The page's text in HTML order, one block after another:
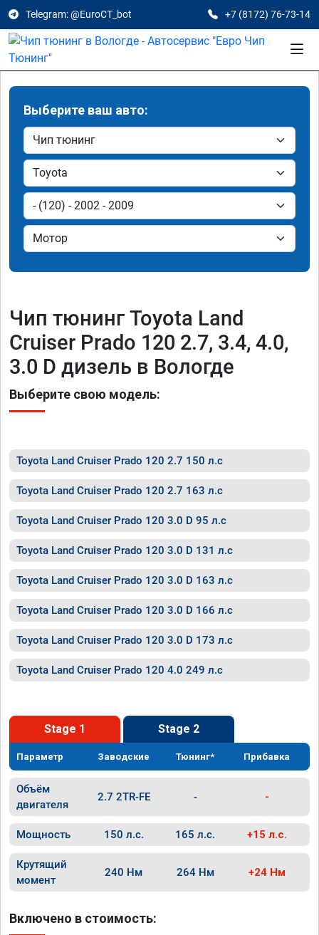
Telegram: @EuroCT_bot +7 (8172) 76-73-14
Выберите ваш авто:
Чип тюнинг Toyota Land
Cruiser Prado 120 2.7, 3.4, 4.0,
3.0 D дизель в Вологде
Выберите свою модель:
Toyota Land Cruiser Prado 120 2.7 150 л.с
Toyota Land Cruiser Prado 120 2.7 163 л.с
Toyota Land Cruiser Prado 120 3.0 D 95 л.с
Toyota Land Cruiser Prado 120 3.0 D 131 л.с
Toyota Land Cruiser Prado 120 3.0 D 163 л.с
Toyota Land Cruiser Prado 120 3.0 D 166 л.с
Toyota Land Cruiser Prado 120 3.0 D 173 л.с
Toyota Land Cruiser Prado 120 4.0 249 л.с
Stage 1 Stage 2
Параметр Заводские Тюнинг* Прибавка
Объём
двигателя
2.7 2TR-FE - -
Мощность 150 л.с. 165 л.с. +15 л.с.
Крутящий
момент
240 Нм 264 Нм +24 Нм
Включено в стоимость: